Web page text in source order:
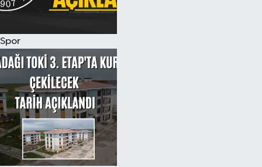
Spor